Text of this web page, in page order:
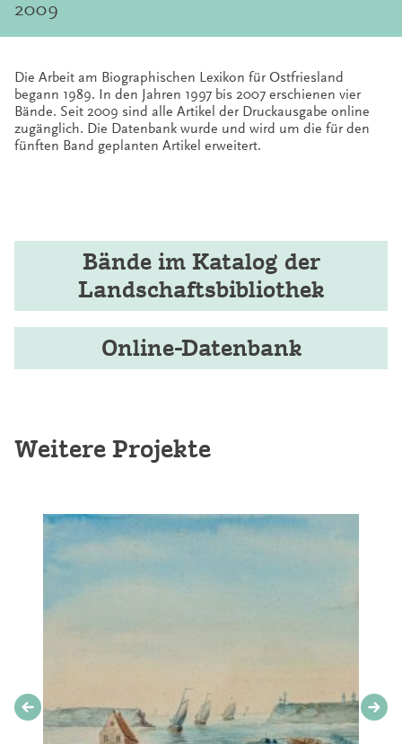
2009
Die Arbeit am Biographischen Lexikon für Ostfriesland
begann 1989. In den Jahren 1997 bis 2007 erschienen vier
Bände. Seit 2009 sind alle Artikel der Druckausgabe online
zugänglich. Die Datenbank wurde und wird um die für den
fünften Band geplanten Artikel erweitert.
Bände im Katalog der
Landschaftsbibliothek
Online-Datenbank
Weitere Projekte